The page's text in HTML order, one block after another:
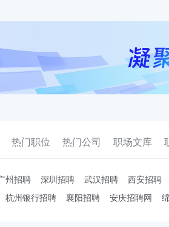
热门职位 热门公司 职场文库
州招聘 深圳招聘 武汉招聘
西安招聘
杭州银行招聘 襄阳招聘 安庆招聘网